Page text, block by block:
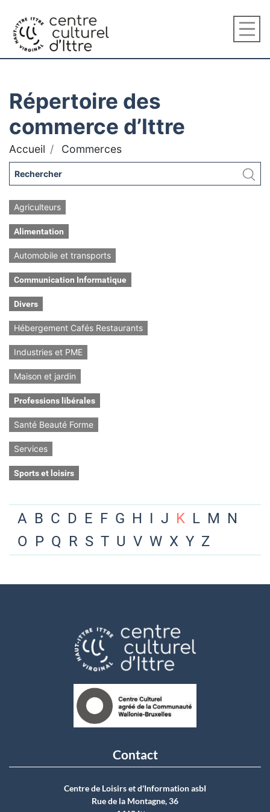
Répertoire des
commerce d’Ittre
Accueil Commerces
Agriculteurs
Alimentation
Automobile et transports
Communication Informatique
Divers
Hébergement Cafés Restaurants
Industries et PME
Maison et jardin
Professions libérales
Santé Beauté Forme
Services
Sports et loisirs
A B C D E F G H I J K L M N
O P Q R S T U V W X Y Z
Contact
Centre de Loisirs et d'Information asbI
Rue de la Montagne, 36